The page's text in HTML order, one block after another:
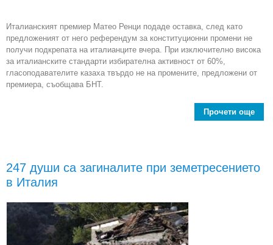
Италианският премиер Матео Ренци подаде оставка, след като
предложеният от него референдум за конституционни промени не
получи подкрепата на италианците вчера. При изключително висока
за италианските стандарти избирателна активност от 60%,
гласоподавателите казаха твърдо не на промените, предложени от
премиера, съобщава БНТ.
Прочети още
247 души са загиналите при земетресението
в Италия